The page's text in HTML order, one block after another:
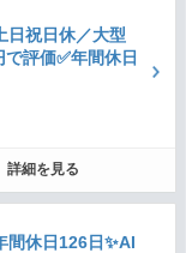
日祝日休／大型
評価✅年間休日
詳細を見る
間休日126日✨AI